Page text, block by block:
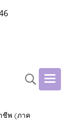
ชีพ (ภาค